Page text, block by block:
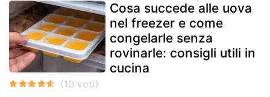
Cosa succede alle uova
nel freezer e come
congelarle senza
rovinarle: consigli utili in
cucina